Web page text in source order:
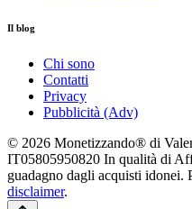
Il blog
Chi sono
Contatti
Privacy
Pubblicità (Adv)
© 2026 Monetizzando® di
IT05805950820 In qualità di
guadagno dagli acquisti
disclaimer.